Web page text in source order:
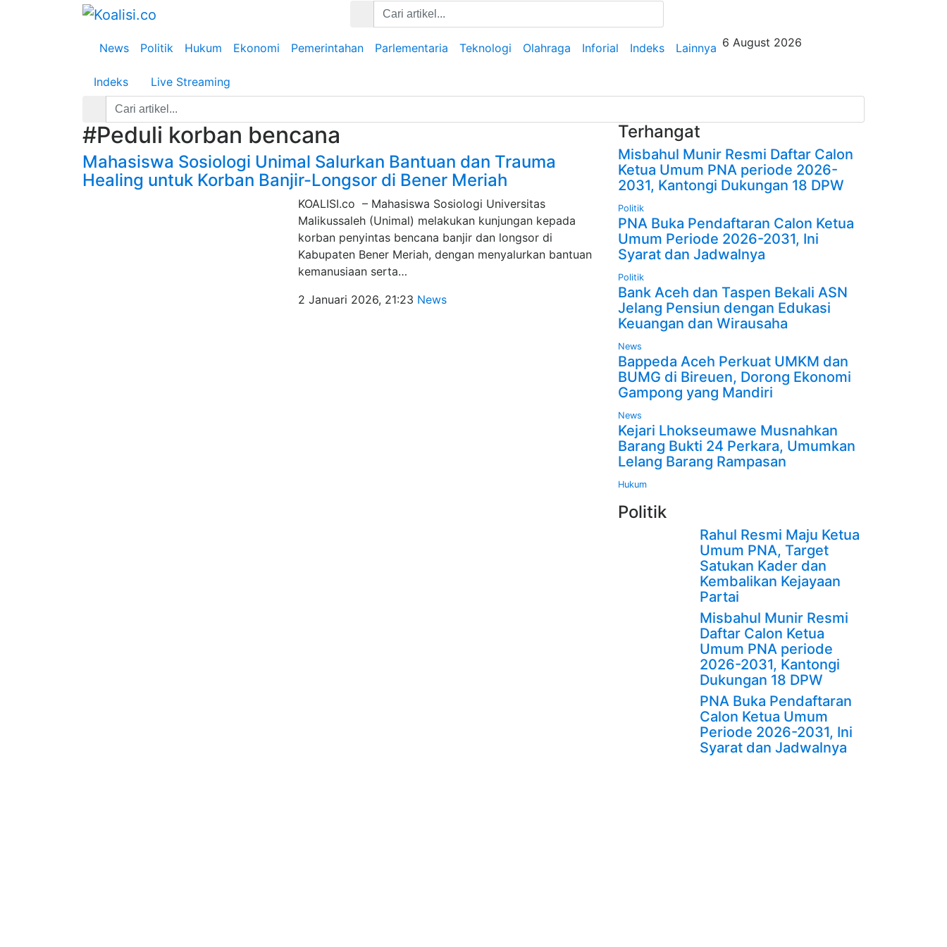
News Politik Hukum Ekonomi Pemerintahan Parlementaria Teknologi Olahraga Inforial Indeks Lainnya 6 August 2026
Indeks Live Streaming
#Peduli korban bencana
Mahasiswa Sosiologi Unimal Salurkan Bantuan dan Trauma
Healing untuk Korban Banjir-Longsor di Bener Meriah
KOALISI.co – Mahasiswa Sosiologi Universitas
Malikussaleh (Unimal) melakukan kunjungan kepada
korban penyintas bencana banjir dan longsor di
Kabupaten Bener Meriah, dengan menyalurkan bantuan
kemanusiaan serta…
2 Januari 2026, 21:23 News
Terhangat
Misbahul Munir Resmi Daftar Calon
Ketua Umum PNA periode 2026-
2031, Kantongi Dukungan 18 DPW
Politik
PNA Buka Pendaftaran Calon Ketua
Umum Periode 2026-2031, Ini
Syarat dan Jadwalnya
Politik
Bank Aceh dan Taspen Bekali ASN
Jelang Pensiun dengan Edukasi
Keuangan dan Wirausaha
News
Bappeda Aceh Perkuat UMKM dan
BUMG di Bireuen, Dorong Ekonomi
Gampong yang Mandiri
News
Kejari Lhokseumawe Musnahkan
Barang Bukti 24 Perkara, Umumkan
Lelang Barang Rampasan
Hukum
Politik
Rahul Resmi Maju Ketua
Umum PNA, Target
Satukan Kader dan
Kembalikan Kejayaan
Partai
Misbahul Munir Resmi
Daftar Calon Ketua
Umum PNA periode
2026-2031, Kantongi
Dukungan 18 DPW
PNA Buka Pendaftaran
Calon Ketua Umum
Periode 2026-2031, Ini
Syarat dan Jadwalnya